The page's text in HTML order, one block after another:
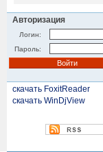
Авторизация
Логин:
Пароль:
скачать FoxitReader
скачать WinDjView